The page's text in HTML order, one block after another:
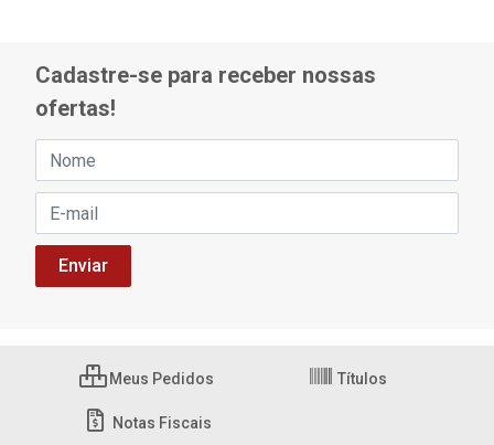
Cadastre-se para receber nossas
ofertas!
Meus Pedidos Títulos
Notas Fiscais